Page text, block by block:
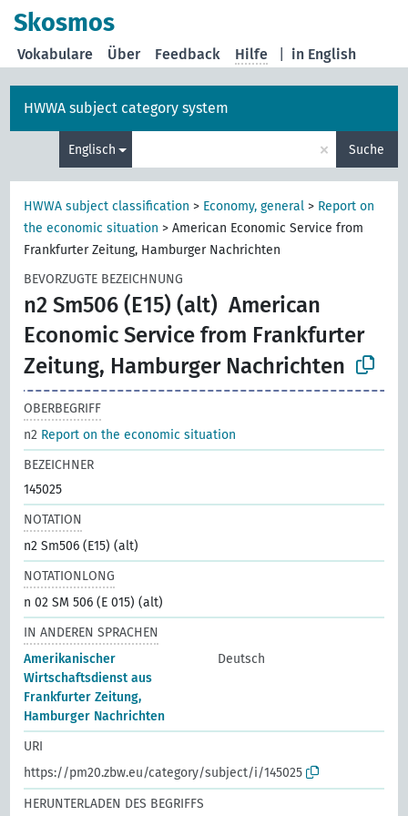
Skosmos
in English
Vokabulare Über Feedback Hilfe
HWWA subject category system
Englisch × Suche
HWWA subject classification > Economy, general > Report on
the economic situation >American Economic Service from
Frankfurter Zeitung, Hamburger Nachrichten
BEVORZUGTE BEZEICHNUNG
n2 Sm506 (E15) (alt) American
Economic Service from Frankfurter
Zeitung, Hamburger Nachrichten
OBERBEGRIFF
n2 Report on the economic situation
BEZEICHNER
145025
NOTATION
n2 Sm506 (E15) (alt)
NOTATIONLONG
n 02 SM 506 (E 015) (alt)
IN ANDEREN SPRACHEN
Amerikanischer
Wirtschaftsdienst aus
Frankfurter Zeitung,
Hamburger Nachrichten
Deutsch
URI
https://pm20.zbw.eu/category/subject/i/145025
HERUNTERLADEN DES BEGRIFFS